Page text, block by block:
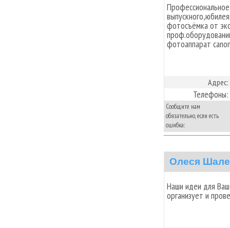
фотосъёмка от
фотоаппарат
Адрес:
Телефоны:
Сообщите нам
обязательно, если есть
ошибка:
Олеся
Наши идеи для
организует и